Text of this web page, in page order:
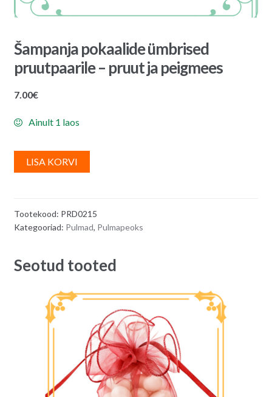
Šampanja pokaalide ümbrised
pruutpaarile – pruut ja peigmees
7.00€
Ainult 1 laos
LISA KORVI
l
r
n
t
v
Tootekood: PRD0215
Kategooriad: Pulmad, Pulmapeoks
Seotud tooted